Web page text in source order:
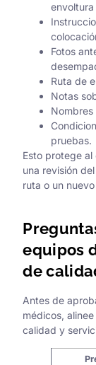
Fotos
Ruta de
Notas
Nombres
pruebas.
Esto protege
una revisión
ruta o un
equipos
de
Antes de
médicos,
calidad y